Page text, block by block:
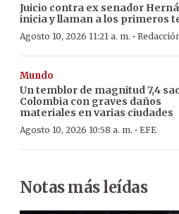
Juicio contra ex senador
inicia y llaman a los primeros
Agosto 10, 2026 11:21 a. m. ·
Mundo
Un temblor de magnitud 7,4
Colombia con graves daños
materiales en varias ciudades
Agosto 10, 2026 10:58 a. m. · EFE
Notas más leídas